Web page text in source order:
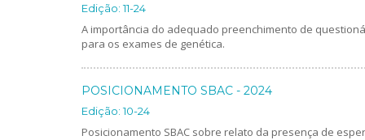
Edição: 11-24
A importância do adequado preenchimento de
para os exames de genética.
POSICIONAMENTO SBAC - 2024
Edição: 10-24
Posicionamento SBAC sobre relato da presença de